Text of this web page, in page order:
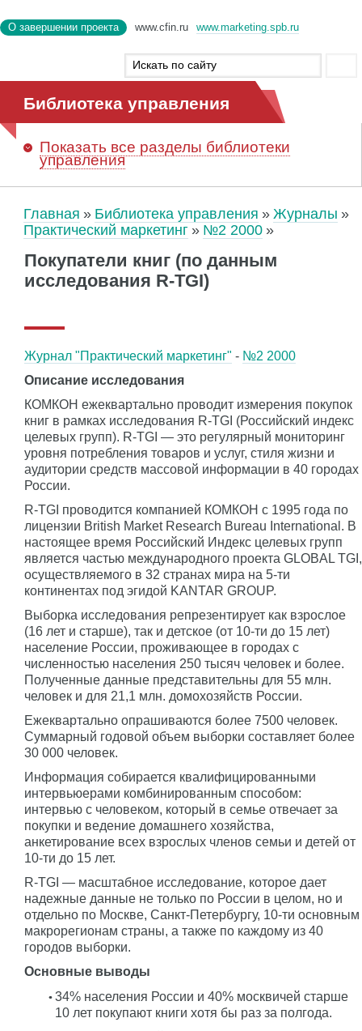
О завершении проекта www.cfin.ru www.marketing.spb.ru
Библиотека управления
Показать все разделы библиотеки
управления
Главная Библиотека управления
Журналы
Практический маркетинг
№2 2000
Покупатели книг (по данным
исследования R-TGI)
Журнал "Практический маркетинг" - №2 2000
Описание исследования
КОМКОН ежеквартально проводит измерения покупок
книг в рамках исследования R-TGI (Российский индекс
целевых групп). R-TGI — это регулярный мониторинг
уровня потребления товаров и услуг, стиля жизни и
аудитории средств массовой информации в 40 городах
России.
R-TGI проводится компанией КОМКОН с 1995 года по
лицензии British Market Research Bureau International. В
настоящее время Российский Индекс целевых групп
является частью международного проекта GLOBAL TGI,
осуществляемого в 32 странах мира на 5-ти
континентах под эгидой KANTAR GROUP.
Выборка исследования репрезентирует как взрослое
(16 лет и старше), так и детское (от 10-ти до 15 лет)
население России, проживающее в городах с
численностью населения 250 тысяч человек и более.
Полученные данные представительны для 55 млн.
человек и для 21,1 млн. домохозяйств России.
Ежеквартально опрашиваются более 7500 человек.
Суммарный годовой объем выборки составляет более
30 000 человек.
Информация собирается квалифицированными
интервьюерами комбинированным способом:
интервью с человеком, который в семье отвечает за
покупки и ведение домашнего хозяйства,
анкетирование всех взрослых членов семьи и детей от
10-ти до 15 лет.
R-TGI — масштабное исследование, которое дает
надежные данные не только по России в целом, но и
отдельно по Москве, Санкт-Петербургу, 10-ти основным
макрорегионам страны, а также по каждому из 40
городов выборки.
Основные выводы
34% населения России и 40% москвичей старше
10 лет покупают книги хотя бы раз за полгода.